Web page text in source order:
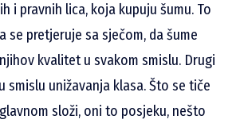
i pravnih lica, koja kupuju šumu. To
se pretjeruje sa sječom, da šume
kvalitet u svakom smislu. Drugi
smislu unižavanja klasa. Što se tiče
složi, oni to posjeku, nešto